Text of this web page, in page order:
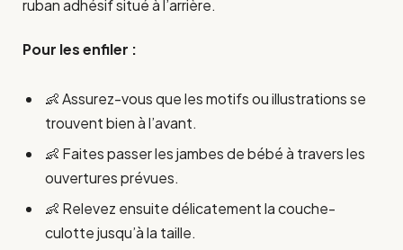
ruban adhésif situé à l’arrière.
Pour les enfiler :
👶 Assurez-vous que les motifs ou illustrations se
trouvent bien à l’avant.
👶 Faites passer les jambes de bébé à travers les
ouvertures prévues.
👶 Relevez ensuite délicatement la couche-
culotte jusqu’à la taille.